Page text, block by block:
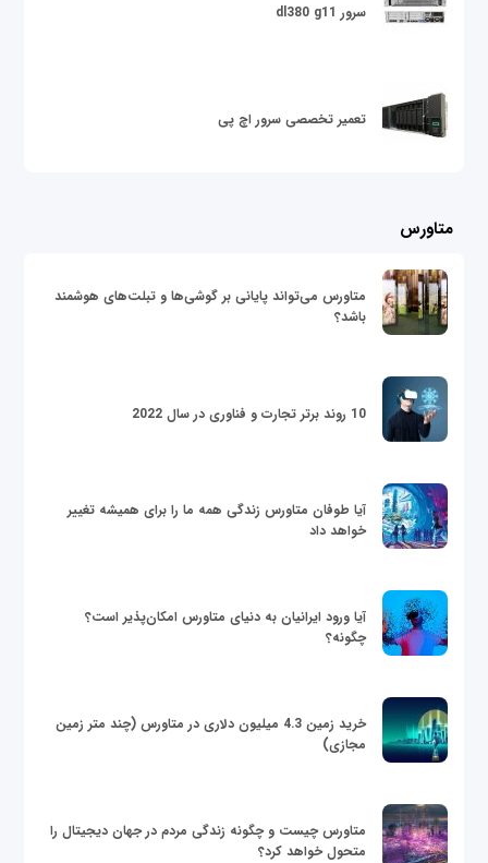
سرور dl380 g11
تعمیر تخصصی سرور اچ پی
متاورس
متاورس می‌تواند پایانی بر گوشی‌ها و تبلت‌های هوشمند
باشد؟
10 روند برتر تجارت و فناوری در سال 2022
آیا طوفان متاورس زندگی همه ما را برای همیشه تغییر
خواهد داد
آیا ورود ایرانیان به دنیای متاورس امکان‌پذیر است؟
چگونه؟
خرید زمین 4.3 میلیون دلاری در متاورس (چند متر زمین
مجازی)
متاورس چیست و چگونه زندگی مردم در جهان دیجیتال را
متحول خواهد کرد؟